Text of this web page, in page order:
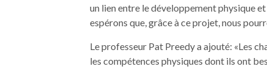
un lien entre le développement physique
espérons que, grâce à ce projet, nous
Le professeur Pat Preedy a ajouté: «Les
les compétences physiques dont ils ont